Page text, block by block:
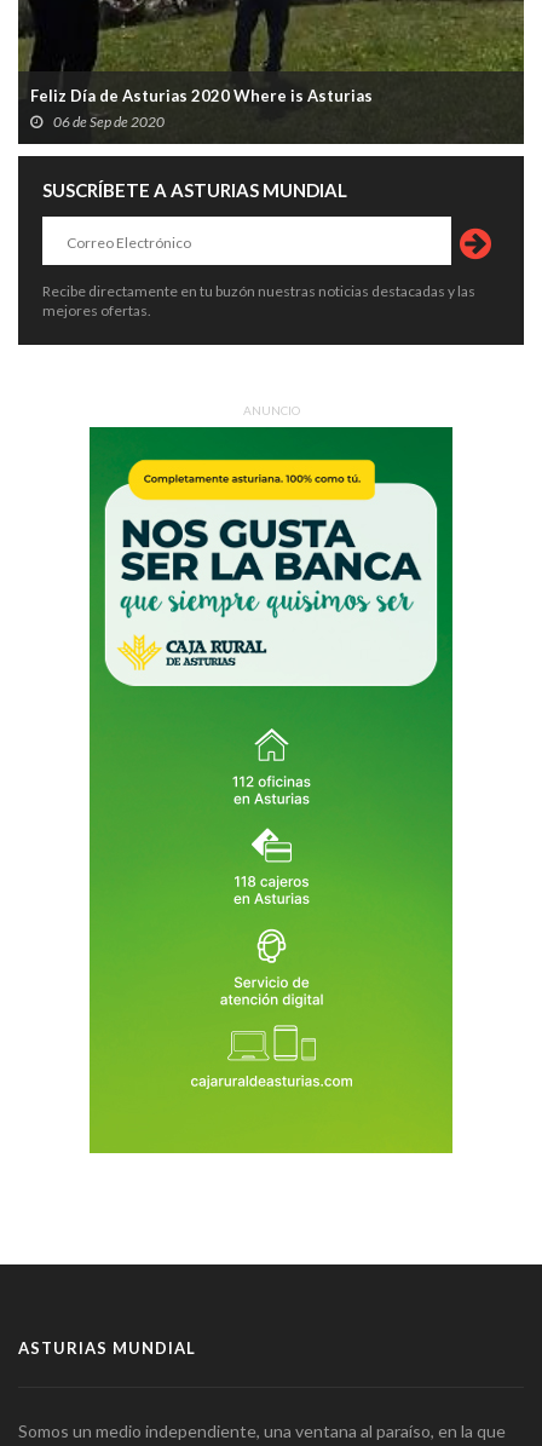
Feliz Día de Asturias 2020 Where is Asturias
06 de Sep de 2020
SUSCRÍBETE A ASTURIAS MUNDIAL
Recibe directamente en tu buzón nuestras noticias destacadas y las
mejores ofertas.
ANUNCIO
ASTURIAS MUNDIAL
Somos un medio independiente, una ventana al paraíso, en la que